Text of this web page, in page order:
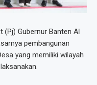
(Pj) Gubernur Banten Al
pembangunan
yang memiliki wilayah